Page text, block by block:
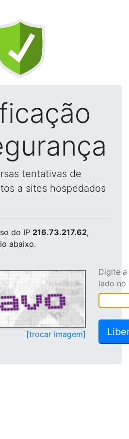
tentativas de
a sites hospedados
do IP 216.73.217.62,
abaixo.
[trocar imagem]
Digite
lado no